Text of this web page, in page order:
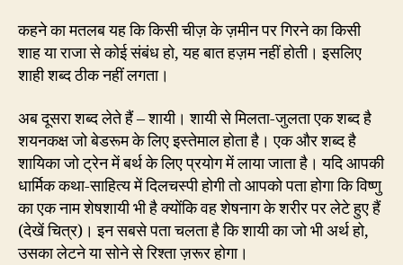
कहने का मतलब यह कि किसी चीज़ के ज़मीन पर गिरने का किसी
शाह या राजा से कोई संबंध हो, यह बात हज़म नहीं होती। इसलिए
शाही शब्द ठीक नहीं लगता।
अब दूसरा शब्द लेते हैं – शायी। शायी से मिलता-जुलता एक शब्द है
शयनकक्ष जो बेडरूम के लिए इस्तेमाल होता है। एक और शब्द है
शायिका जो ट्रेन में बर्थ के लिए प्रयोग में लाया जाता है। यदि आपकी
धार्मिक कथा-साहित्य में दिलचस्पी होगी तो आपको पता होगा कि विष्णु
का एक नाम शेषशायी भी है क्योंकि वह शेषनाग के शरीर पर लेटे हुए हैं
(देखें चित्र)। इन सबसे पता चलता है कि शायी का जो भी अर्थ हो,
उसका लेटने या सोने से रिश्ता ज़रूर होगा।